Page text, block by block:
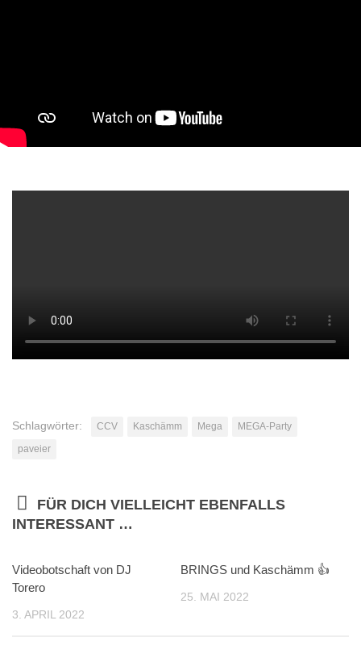
Schlagwörter: CCV Kaschämm Mega
MEGA-Party
paveier
FÜR DICH VIELLEICHT EBENFALLS
INTERESSANT …
Videobotschaft von DJ
Torero
3. APRIL 2022
BRINGS und Kaschämm 👍
25. MAI 2022